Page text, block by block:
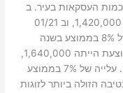
העסקאות בעיר. ב
01/21 עלות דירת 3 חדרים ממוצעת הייתה 1,420,000, וב 01/21
המחיר הממוצע עלה ל1,530,000. עלייה של 8% בממוצע בשנה
האחרונה. ב 01/21 עלות דירת 4 חדרים ממוצעת הייתה 1,640,000,
וב 01/21 המחיר הממוצע עלה ל1,730,000. עלייה של 7% בממוצע
הזולה ביותר לזוגות